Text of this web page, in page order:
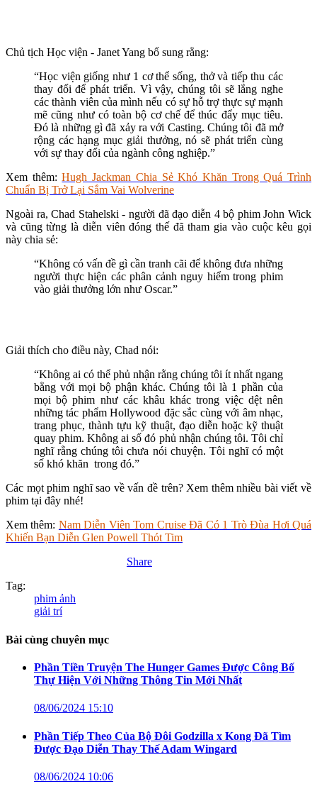
Chủ tịch Học viện - Janet Yang bổ sung rằng:
“Học viện giống như 1 cơ thể sống, thở và tiếp thu các
thay đổi để phát triển. Vì vậy, chúng tôi sẽ lắng nghe
các thành viên của mình nếu có sự hỗ trợ thực sự mạnh
mẽ cũng như có toàn bộ cơ chế để thúc đẩy mục tiêu.
Đó là những gì đã xảy ra với Casting. Chúng tôi đã mở
rộng các hạng mục giải thưởng, nó sẽ phát triển cùng
với sự thay đổi của ngành công nghiệp.”
Xem thêm:Hugh Jackman Chia Sẻ Khó Khăn Trong Quá Trình
Chuẩn Bị Trở Lại Sắm Vai Wolverine
Ngoài ra, Chad Stahelski - người đã đạo diễn 4 bộ phim John Wick
và cũng từng là diễn viên đóng thế đã tham gia vào cuộc kêu gọi
này chia sẻ:
“Không có vấn đề gì cần tranh cãi để không đưa những
người thực hiện các phân cảnh nguy hiểm trong phim
vào giải thưởng lớn như Oscar.”
Giải thích cho điều này, Chad nói:
“Không ai có thể phủ nhận rằng chúng tôi ít nhất ngang
bằng với mọi bộ phận khác. Chúng tôi là 1 phần của
mọi bộ phim như các khâu khác trong việc dệt nên
những tác phẩm Hollywood đặc sắc cùng với âm nhạc,
trang phục, thành tựu kỹ thuật, đạo diễn hoặc kỹ thuật
quay phim. Không ai số đó phủ nhận chúng tôi. Tôi chỉ
nghĩ rằng chúng tôi chưa nói chuyện. Tôi nghĩ có một
số khó khăn trong đó.”
Các mọt phim nghĩ sao về vấn đề trên? Xem thêm nhiều bài viết về
phim tại đây nhé!
Xem thêm: Nam Diễn Viên Tom Cruise Đã Có 1 Trò Đùa Hơi Quá
Khiến Bạn Diễn Glen Powell Thót Tim
Share
Tag:
phim ảnh
giải trí
Bài cùng chuyên mục
Phần Tiền Truyện The Hunger Games Được Công Bố
Thự Hiện Với Những Thông Tin Mới Nhất
08/06/2024 15:10
Phần Tiếp Theo Của Bộ Đôi Godzilla x Kong Đã Tìm
Được Đạo Diễn Thay Thế Adam Wingard
08/06/2024 10:06